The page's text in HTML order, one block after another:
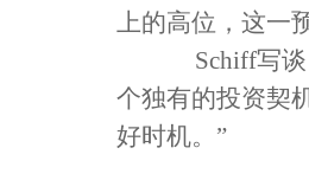
上的高位，这
Schiff写谈
个独有的投资契
好时机。”